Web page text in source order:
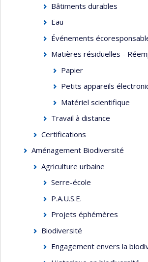
Bâtiments durables
Eau
Événements
Matières résiduelles -
Papier
Petits appareils
Matériel scientifique
Travail à distance
Certifications
Aménagement Biodiversité
Agriculture urbaine
Serre-école
P.A.U.S.E.
Projets éphémères
Biodiversité
Engagement envers la